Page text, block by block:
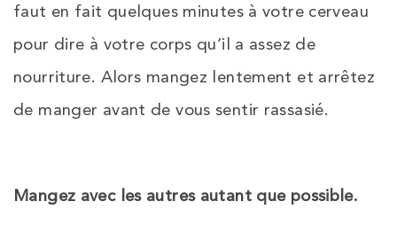
faut en fait quelques minutes à votre cerveau
pour dire à votre corps qu’il a assez de
nourriture. Alors mangez lentement et arrêtez
de manger avant de vous sentir rassasié.
Mangez avec les autres autant que possible.